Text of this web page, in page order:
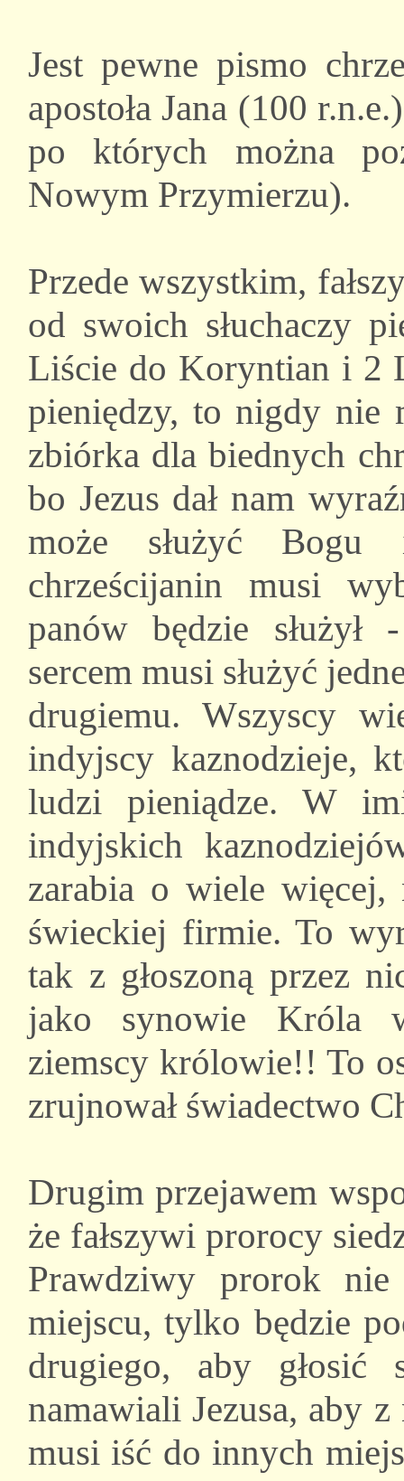
Jest pewne pismo
apostoła Jana (100
po których można
Nowym Przymierzu).
Przede wszystkim,
od swoich słuchaczy
Liście do Koryntian i 2
pieniędzy, to nigdy nie
zbiórka dla biednych
bo Jezus dał nam
może służyć Bogu
chrześcijanin musi
panów będzie służył
sercem musi służyć
drugiemu. Wszyscy
indyjscy kaznodzieje,
ludzi pieniądze. W
indyjskich
zarabia o wiele
świeckiej firmie. To
tak z głoszoną przez
jako synowie Króla
ziemscy królowie!! To
zrujnował świadectwo
Drugim przejawem
że fałszywi prorocy
Prawdziwy prorok
miejscu, tylko będzie
drugiego, aby głosić
namawiali Jezusa, aby
musi iść do innych